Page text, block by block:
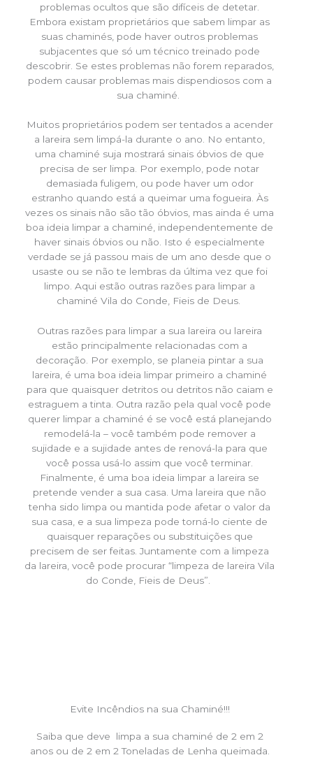
problemas ocultos que são difíceis de detetar.
Embora existam proprietários que sabem limpar as
suas chaminés, pode haver outros problemas
subjacentes que só um técnico treinado pode
descobrir. Se estes problemas não forem reparados,
podem causar problemas mais dispendiosos com a
sua chaminé.
Muitos proprietários podem ser tentados a acender
a lareira sem limpá-la durante o ano. No entanto,
uma chaminé suja mostrará sinais óbvios de que
precisa de ser limpa. Por exemplo, pode notar
demasiada fuligem, ou pode haver um odor
estranho quando está a queimar uma fogueira. Às
vezes os sinais não são tão óbvios, mas ainda é uma
boa ideia limpar a chaminé, independentemente de
haver sinais óbvios ou não. Isto é especialmente
verdade se já passou mais de um ano desde que o
usaste ou se não te lembras da última vez que foi
limpo. Aqui estão outras razões para limpar a
chaminé Vila do Conde, Fieis de Deus.
Outras razões para limpar a sua lareira ou lareira
estão principalmente relacionadas com a
decoração. Por exemplo, se planeia pintar a sua
lareira, é uma boa ideia limpar primeiro a chaminé
para que quaisquer detritos ou detritos não caiam e
estraguem a tinta. Outra razão pela qual você pode
querer limpar a chaminé é se você está planejando
remodelá-la – você também pode remover a
sujidade e a sujidade antes de renová-la para que
você possa usá-lo assim que você terminar.
Finalmente, é uma boa ideia limpar a lareira se
pretende vender a sua casa. Uma lareira que não
tenha sido limpa ou mantida pode afetar o valor da
sua casa, e a sua limpeza pode torná-lo ciente de
quaisquer reparações ou substituições que
precisem de ser feitas. Juntamente com a limpeza
da lareira, você pode procurar “limpeza de lareira Vila
do Conde, Fieis de Deus”.
Evite Incêndios na sua Chaminé!!!
Saiba que deve limpa a sua chaminé de 2 em 2
anos ou de 2 em 2 Toneladas de Lenha queimada.